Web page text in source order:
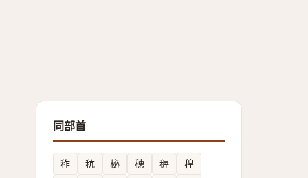
同部首
秨 秔 秘 穂 稺
䅣